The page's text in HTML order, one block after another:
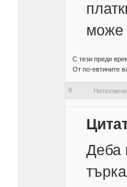
може
С тези преди
От по-евтините
9
Деба